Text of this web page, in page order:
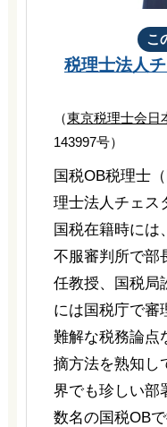
こ
税理士法人
（東京税理士会日
143997号）
国税OB税理士
理士法人チェス
国税在籍時には
不服審判所で部
任教授、国税局
には国税庁で審
難解な税務論点
摘方法を熟知し
界でも珍しい部
数名の国税OB